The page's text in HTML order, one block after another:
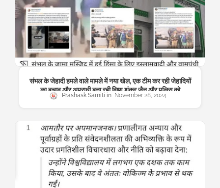
संभल के जेहादी हमले वाले मामले में नया खेल, एक टीम कर रही जेहादियों
का बचाव और अपराधी बना रही विष्णु शंकर जैन और पुलिस को
Prashask Samiti November 28, 2024